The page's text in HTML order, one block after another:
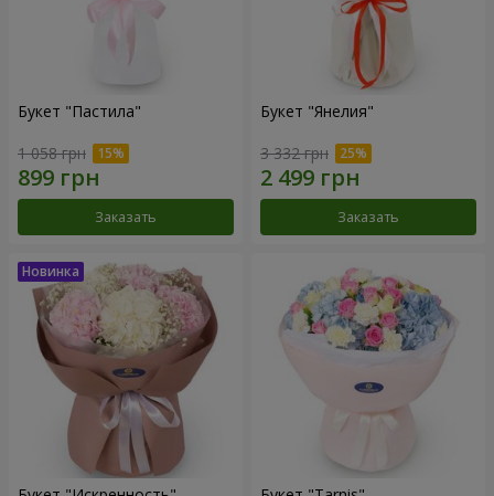
Букет "Пастила"
1 058 грн
Заказать
Букет "Янелия"
3 332 грн
Заказать